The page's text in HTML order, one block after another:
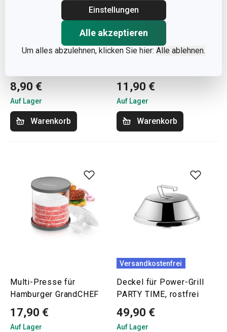
Einstellungen
Alle akzeptieren
Um alles abzulehnen, klicken Sie hier: Alle ablehnen.
Grillspieße PRESTO
8,90 €
Auf Lager
Warenkorb
Neuheiten
Presse für Hamburger
11,90 €
Auf Lager
Warenkorb
Multi-Presse für
Hamburger GrandCHEF
17,90 €
Auf Lager
Versandkostenfrei
Deckel für Power-Grill
PARTY TIME, rostfrei
49,90 €
Auf Lager